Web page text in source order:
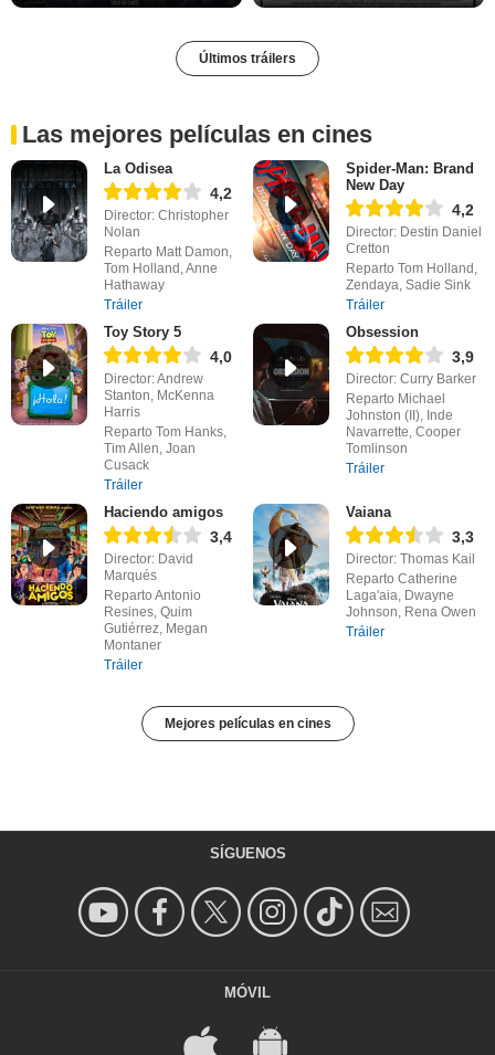
Últimos tráilers
Las mejores películas en cines
La Odisea
4,2
Director: Christopher
Nolan
Reparto Matt Damon,
Tom Holland, Anne
Hathaway
Tráiler
Spider-Man: Brand
New Day
4,2
Director: Destin Daniel
Cretton
Reparto Tom Holland,
Zendaya, Sadie Sink
Tráiler
Toy Story 5
4,0
Director: Andrew
Stanton, McKenna
Harris
Reparto Tom Hanks,
Tim Allen, Joan
Cusack
Tráiler
Obsession
3,9
Director: Curry Barker
Reparto Michael
Johnston (II), Inde
Navarrette, Cooper
Tomlinson
Tráiler
Haciendo amigos
3,4
Director: David
Marqués
Reparto Antonio
Resines, Quim
Gutiérrez, Megan
Montaner
Tráiler
Vaiana
3,3
Director: Thomas Kail
Reparto Catherine
Laga'aia, Dwayne
Johnson, Rena Owen
Tráiler
Mejores películas en cines
SÍGUENOS
MÓVIL